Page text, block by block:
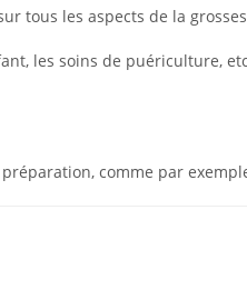
tous les aspects de la
les soins de puériculture,
comme par